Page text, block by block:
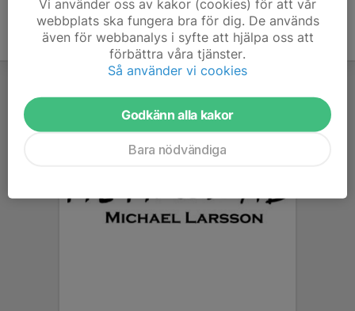
Vi använder oss av kakor (cookies) för att vår
webbplats ska fungera bra för dig. De används
även för webbanalys i syfte att hjälpa oss att
förbättra våra tjänster.
Så använder vi cookies
Godkänn alla kakor
Bara nödvändiga